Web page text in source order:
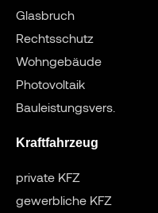
Glasbruch
Rechtsschutz
Wohngebäude
Photovoltaik
Bauleistungsvers.
Kraftfahrzeug
private KFZ
gewerbliche KFZ